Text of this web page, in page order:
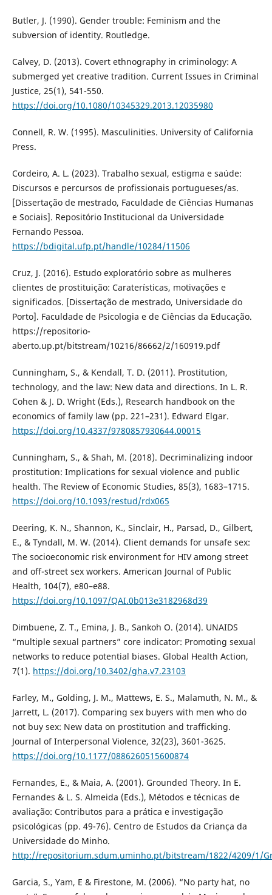
Butler, J. (1990). Gender trouble: Feminism and the
subversion of identity. Routledge.
Calvey, D. (2013). Covert ethnography in criminology: A
submerged yet creative tradition. Current Issues in Criminal
Justice, 25(1), 541-550.
https://doi.org/10.1080/10345329.2013.12035980
Connell, R. W. (1995). Masculinities. University of California
Press.
Cordeiro, A. L. (2023). Trabalho sexual, estigma e saúde:
Discursos e percursos de profissionais portugueses/as.
[Dissertação de mestrado, Faculdade de Ciências Humanas
e Sociais]. Repositório Institucional da Universidade
Fernando Pessoa.
https://bdigital.ufp.pt/handle/10284/11506
Cruz, J. (2016). Estudo exploratório sobre as mulheres
clientes de prostituição: Caraterísticas, motivações e
significados. [Dissertação de mestrado, Universidade do
Porto]. Faculdade de Psicologia e de Ciências da Educação.
https://repositorio-
aberto.up.pt/bitstream/10216/86662/2/160919.pdf
Cunningham, S., & Kendall, T. D. (2011). Prostitution,
technology, and the law: New data and directions. In L. R.
Cohen & J. D. Wright (Eds.), Research handbook on the
economics of family law (pp. 221–231). Edward Elgar.
https://doi.org/10.4337/9780857930644.00015
Cunningham, S., & Shah, M. (2018). Decriminalizing indoor
prostitution: Implications for sexual violence and public
health. The Review of Economic Studies, 85(3), 1683–1715.
https://doi.org/10.1093/restud/rdx065
Deering, K. N., Shannon, K., Sinclair, H., Parsad, D., Gilbert,
E., & Tyndall, M. W. (2014). Client demands for unsafe sex:
The socioeconomic risk environment for HIV among street
and off-street sex workers. American Journal of Public
Health, 104(7), e80–e88.
https://doi.org/10.1097/QAI.0b013e3182968d39
Dimbuene, Z. T., Emina, J. B., Sankoh O. (2014). UNAIDS
“multiple sexual partners” core indicator: Promoting sexual
networks to reduce potential biases. Global Health Action,
7(1). https://doi.org/10.3402/gha.v7.23103
Farley, M., Golding, J. M., Mattews, E. S., Malamuth, N. M., &
Jarrett, L. (2017). Comparing sex buyers with men who do
not buy sex: New data on prostitution and trafficking.
Journal of Interpersonal Violence, 32(23), 3601-3625.
https://doi.org/10.1177/0886260515600874
Fernandes, E., & Maia, A. (2001). Grounded Theory. In E.
Fernandes & L. S. Almeida (Eds.), Métodos e técnicas de
avaliação: Contributos para a prática e investigação
psicológicas (pp. 49-76). Centro de Estudos da Criança da
Universidade do Minho.
http://repositorium.sdum.uminho.pt/bitstream/1822/4209/1/
Garcia, S., Yam, E & Firestone, M. (2006). “No party hat, no